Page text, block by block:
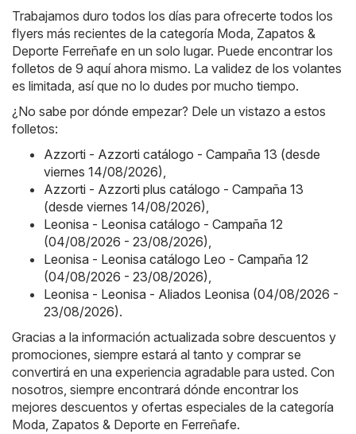
Trabajamos duro todos los días para ofrecerte todos los
flyers más recientes de la categoría Moda, Zapatos &
Deporte Ferreñafe en un solo lugar. Puede encontrar los
folletos de 9 aquí ahora mismo. La validez de los volantes
es limitada, así que no lo dudes por mucho tiempo.
¿No sabe por dónde empezar? Dele un vistazo a estos
folletos:
Azzorti - Azzorti catálogo - Campaña 13 (desde
viernes 14/08/2026),
Azzorti - Azzorti plus catálogo - Campaña 13
(desde viernes 14/08/2026),
Leonisa - Leonisa catálogo - Campaña 12
(04/08/2026 - 23/08/2026),
Leonisa - Leonisa catálogo Leo - Campaña 12
(04/08/2026 - 23/08/2026),
Leonisa - Leonisa - Aliados Leonisa (04/08/2026 -
23/08/2026).
Gracias a la información actualizada sobre descuentos y
promociones, siempre estará al tanto y comprar se
convertirá en una experiencia agradable para usted. Con
nosotros, siempre encontrará dónde encontrar los
mejores descuentos y ofertas especiales de la categoría
Moda, Zapatos & Deporte en Ferreñafe.